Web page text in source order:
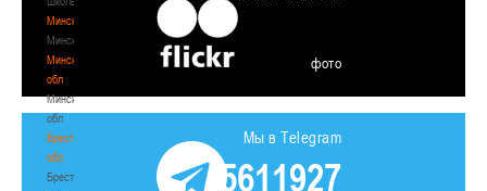
Минск
Минск
Минская
обл
Минская
обл
Брестская
обл
Брестская
фото
Мы в Telegram
5611927